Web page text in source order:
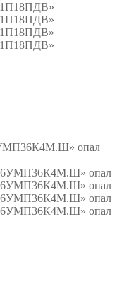
опал